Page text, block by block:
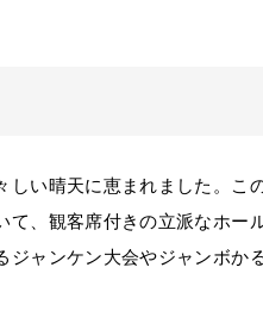
い晴天に恵まれました。こ
て、観客席付きの立派なホ
ジャンケン大会やジャンボか